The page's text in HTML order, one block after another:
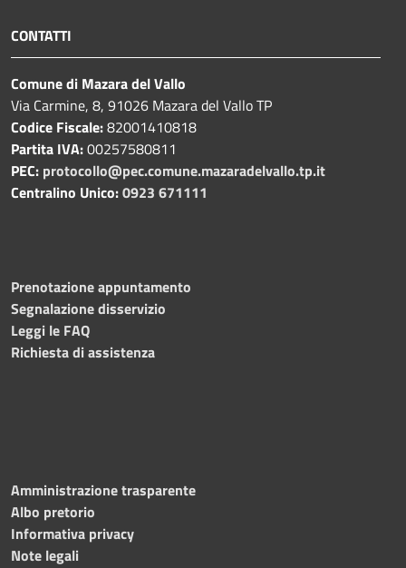
CONTATTI
Comune di Mazara del Vallo
Via Carmine, 8, 91026 Mazara del Vallo TP
Codice Fiscale:82001410818
Partita IVA:00257580811
PEC: protocollo@pec.comune.mazaradelvallo.tp.it
Centralino Unico:0923 671111
Prenotazione appuntamento
Segnalazione disservizio
Leggi le FAQ
Richiesta di assistenza
Amministrazione trasparente
Albo pretorio
Informativa privacy
Note legali